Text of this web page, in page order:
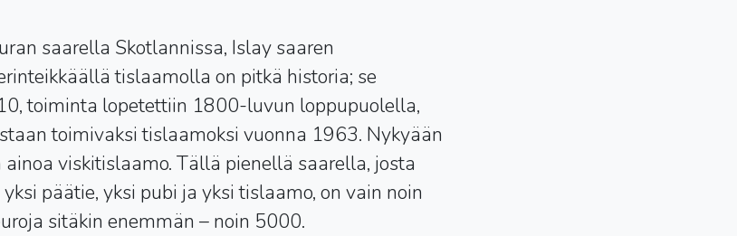
saarella Skotlannissa, Islay saaren
tislaamolla on pitkä historia; se
toiminta lopetettiin 1800-luvun loppupuolella,
toimivaksi tislaamoksi vuonna 1963. Nykyään
viskitislaamo. Tällä pienellä saarella, josta
päätie, yksi pubi ja yksi tislaamo, on vain noin
sitäkin enemmän – noin 5000.